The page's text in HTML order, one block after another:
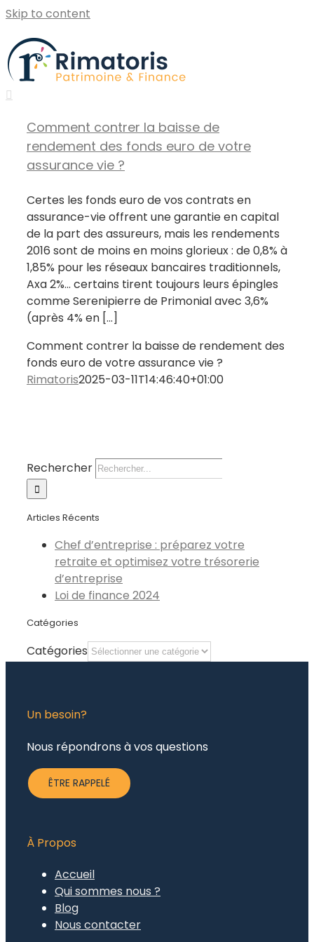
Skip to content
Comment contrer la baisse de
rendement des fonds euro de votre
assurance vie ?
Certes les fonds euro de vos contrats en
assurance-vie offrent une garantie en capital
de la part des assureurs, mais les rendements
2016 sont de moins en moins glorieux : de 0,8% à
1,85% pour les réseaux bancaires traditionnels,
Axa 2%... certains tirent toujours leurs épingles
comme Serenipierre de Primonial avec 3,6%
(après 4% en [...]
Comment contrer la baisse de rendement des
fonds euro de votre assurance vie ?
Rimatoris2025-03-11T14:46:40+01:00
Rechercher
Articles Récents
Chef d’entreprise : préparez votre
retraite et optimisez votre trésorerie
d’entreprise
Loi de finance 2024
Catégories
Catégories
Un besoin?
Nous répondrons à vos questions
ÊTRE RAPPELÉ
À Propos
Accueil
Qui sommes nous ?
Blog
Nous contacter